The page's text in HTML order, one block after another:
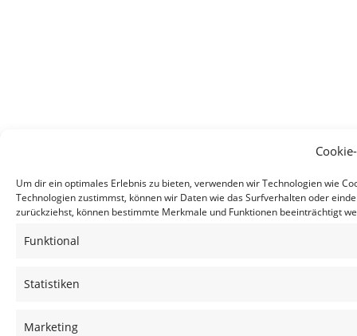
Um dir ein optimales Erlebnis zu bieten, verwenden wir Technologien wie
Technologien zustimmst, können wir Daten wie das Surfverhalten oder
zurückziehst, können bestimmte Merkmale und Funktionen beeinträchtigt
Funktional
Statistiken
Marketing